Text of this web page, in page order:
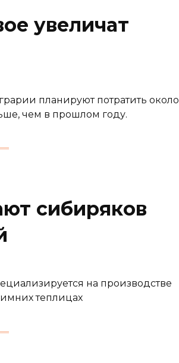
увеличат
планируют потратить около
чем в прошлом году.
сибиряков
на производстве
теплицах